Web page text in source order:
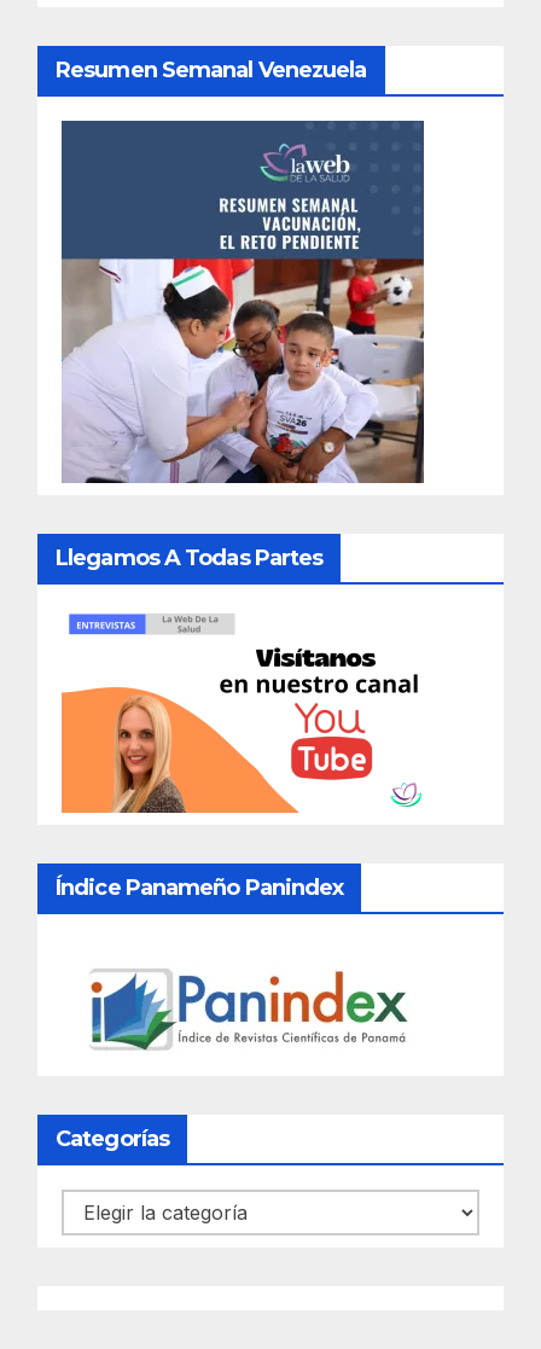
Resumen Semanal Venezuela
Llegamos A Todas Partes
Índice Panameño Panindex
Categorías
Categorías